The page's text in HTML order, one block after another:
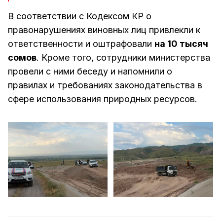
В соответствии с Кодексом КР о
правонарушениях виновных лиц привлекли к
ответственности и оштрафовали на 10 тысяч
сомов. Кроме того, сотрудники министерства
провели с ними беседу и напомнили о
правилах и требованиях законодательства в
сфере использования природных ресурсов.